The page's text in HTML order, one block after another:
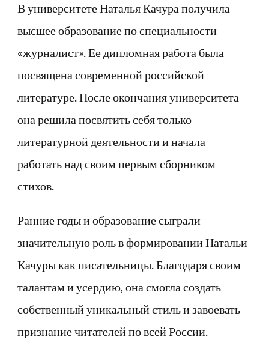
В университете Наталья Качура получила
высшее образование по специальности
«журналист». Ее дипломная работа была
посвящена современной российской
литературе. После окончания университета
она решила посвятить себя только
литературной деятельности и начала
работать над своим первым сборником
стихов.
Ранние годы и образование сыграли
значительную роль в формировании Натальи
Качуры как писательницы. Благодаря своим
талантам и усердию, она смогла создать
собственный уникальный стиль и завоевать
признание читателей по всей России.